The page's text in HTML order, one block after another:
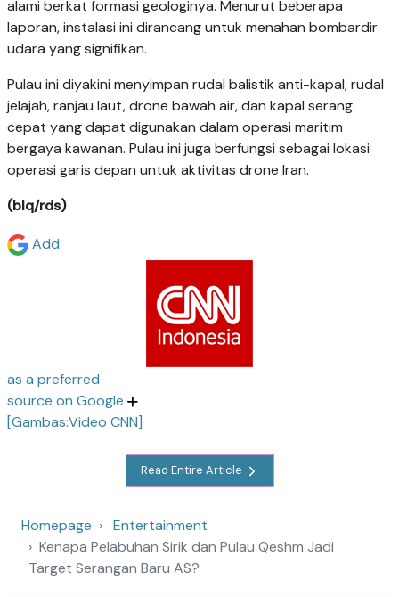
alami berkat formasi geologinya. Menurut beberapa
laporan, instalasi ini dirancang untuk menahan bombardir
udara yang signifikan.
Pulau ini diyakini menyimpan rudal balistik anti-kapal, rudal
jelajah, ranjau laut, drone bawah air, dan kapal serang
cepat yang dapat digunakan dalam operasi maritim
bergaya kawanan. Pulau ini juga berfungsi sebagai lokasi
operasi garis depan untuk aktivitas drone Iran.
(blq/rds)
Add
as a preferred
source on Google
[Gambas:Video CNN]
Read Entire Article
Homepage
Entertainment
Kenapa Pelabuhan Sirik dan Pulau Qeshm Jadi
Target Serangan Baru AS?